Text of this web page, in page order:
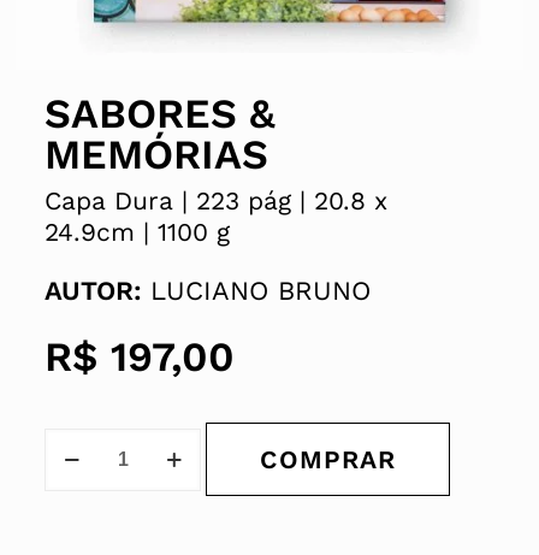
SABORES &
MEMÓRIAS
Capa Dura | 223 pág | 20.8 x
24.9cm |1100 g
AUTOR: LUCIANO BRUNO
R$ 197,00
COMPRAR